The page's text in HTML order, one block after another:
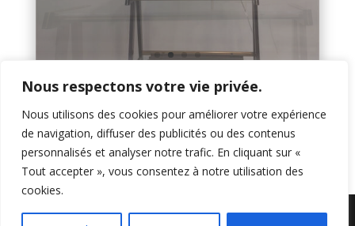
Nous respectons votre vie privée.
Nous utilisons des cookies pour améliorer votre expérience
de navigation, diffuser des publicités ou des contenus
personnalisés et analyser notre trafic. En cliquant sur «
Tout accepter », vous consentez à notre utilisation des
cookies.